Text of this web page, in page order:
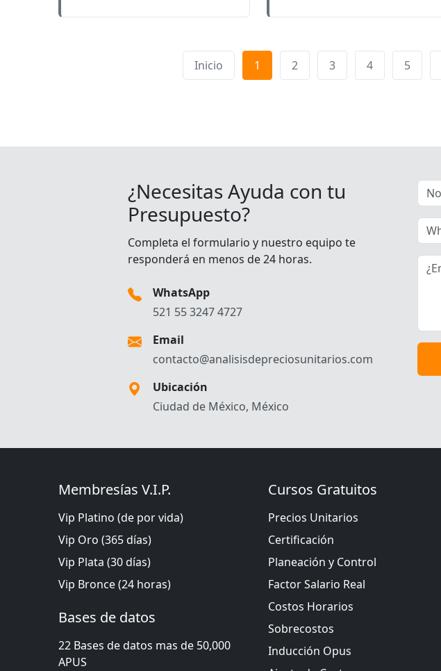
Inicio 1 2 3 4 5
¿Necesitas Ayuda con tu
Presupuesto?
Completa el formulario y nuestro equipo te
responderá en menos de 24 horas.
WhatsApp
521 55 3247 4727
Email
contacto@analisisdepreciosunitarios.com
Ubicación
Ciudad de México, México
Membresías V.I.P.
Vip Platino (de por vida)
Vip Oro (365 días)
Vip Plata (30 días)
Vip Bronce (24 horas)
Bases de datos
22 Bases de datos mas de 50,000
APUS
Cursos Gratuitos
Precios Unitarios
Certificación
Planeación y Control
Factor Salario Real
Costos Horarios
Sobrecostos
Inducción Opus